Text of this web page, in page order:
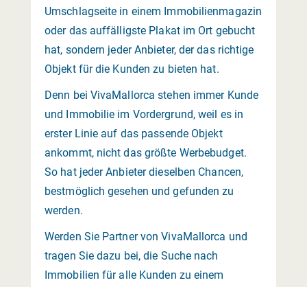
Umschlagseite in einem Immobilienmagazin
oder das auffälligste Plakat im Ort gebucht
hat, sondern jeder Anbieter, der das richtige
Objekt für die Kunden zu bieten hat.
Denn bei VivaMallorca stehen immer Kunde
und Immobilie im Vordergrund, weil es in
erster Linie auf das passende Objekt
ankommt, nicht das größte Werbebudget.
So hat jeder Anbieter dieselben Chancen,
bestmöglich gesehen und gefunden zu
werden.
Werden Sie Partner von VivaMallorca und
tragen Sie dazu bei, die Suche nach
Immobilien für alle Kunden zu einem